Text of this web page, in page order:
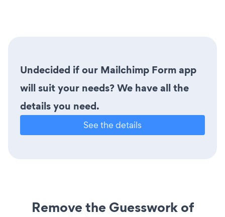
Undecided if our Mailchimp Form app
will suit your needs? We have all the
details you need.
See the details
Remove the Guesswork of